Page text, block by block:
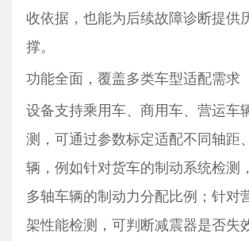
收依据，也能为后续故障诊断提供
撑。
功能全面，覆盖多类车型适配需求
设备支持乘用车、商用车、营运车
测，可通过参数标定适配不同轴距
辆，例如针对货车的制动系统检测
多轴车辆的制动力分配比例；针对
架性能检测，可判断减震器是否失